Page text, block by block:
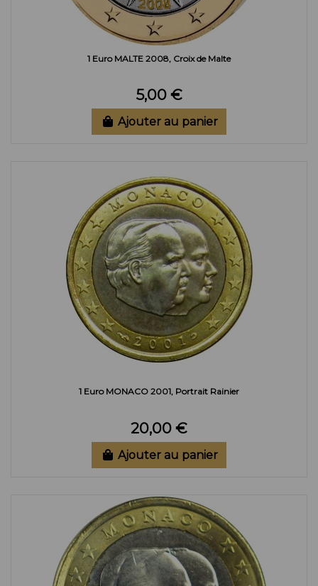
1 Euro MALTE 2008, Croix de Malte
5,00 €
Ajouter au panier
1 Euro MONACO 2001, Portrait Rainier
20,00 €
Ajouter au panier